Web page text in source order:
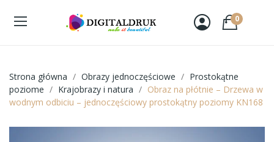
0
Strona główna Obrazy jednoczęściowe
Prostokątne
poziome
Krajobrazy i natura
Obraz na płótnie – Drzewa w
wodnym odbiciu – jednoczęściowy prostokątny poziomy KN168